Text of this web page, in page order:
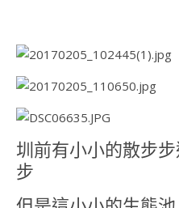
圳前有小小的散步
步